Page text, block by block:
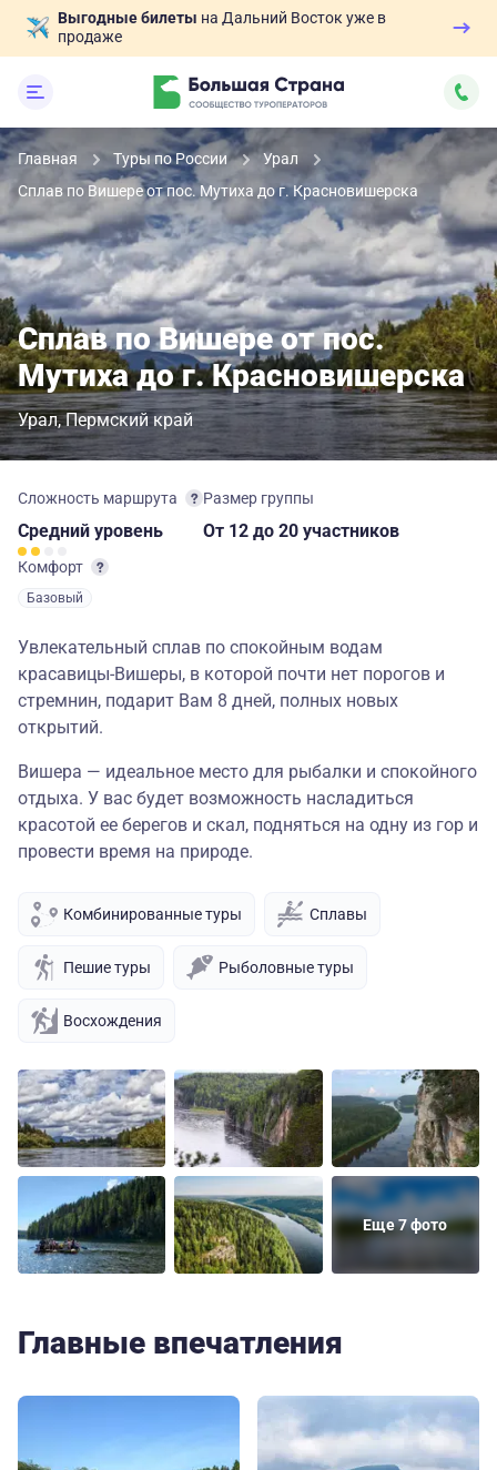
Выгодные билеты на Дальний Восток уже в
продаже
Главная Туры по России
Урал
Сплав по Вишере от пос. Мутиха до г. Красновишерска
Сплав по Вишере от пос.
Мутиха до г. Красновишерска
Урал Пермский край
Сложность маршрута
Средний уровень
Комфорт
Базовый
Размер группы
От 12 до 20 участников
Увлекательный сплав по спокойным водам
красавицы-Вишеры, в которой почти нет порогов и
стремнин, подарит Вам 8 дней, полных новых
открытий.
Вишера — идеальное место для рыбалки и спокойного
отдыха. У вас будет возможность насладиться
красотой ее берегов и скал, подняться на одну из гор и
провести время на природе.
Комбинированные туры Сплавы
Пешие туры Рыболовные туры
Восхождения
Еще 7 фото
Главные впечатления